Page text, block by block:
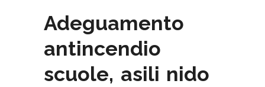
Adeguamento
antincendio
scuole, asili nido